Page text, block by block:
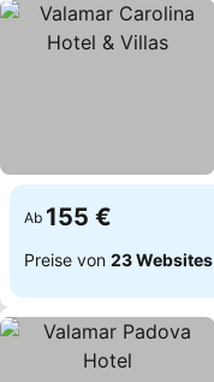
Ab 155 €
Preise von 23 Websites